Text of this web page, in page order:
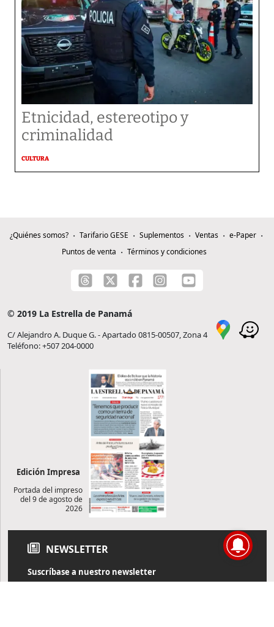
Etnicidad, estereotipo y
criminalidad
CULTURA
¿Quiénes somos? Tarifario GESE Suplementos Ventas
e-Paper
Puntos de venta
Términos y condiciones
© 2019 La Estrella de Panamá
C/ Alejandro A. Duque G. - Apartado 0815-00507, Zona 4
Teléfono: +507 204-0000
Edición Impresa
Portada del impreso
del 9 de agosto de
2026
NEWSLETTER
Suscríbase a nuestro newsletter
Reciba diariamente información de actualidad directamente en